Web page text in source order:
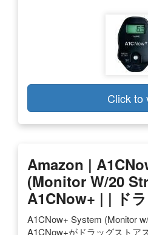
Click to
Amazon |
(Monitor W/20
A1CNow+ | | ド
A1CNow+ System (Monitor
A1CNow+がドラッグストア